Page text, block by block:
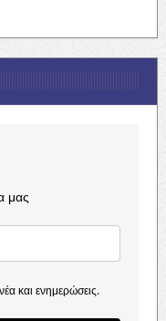
μας
και ενημερώσεις.